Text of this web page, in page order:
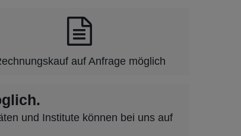
auf Anfrage möglich
und Institute können bei uns auf